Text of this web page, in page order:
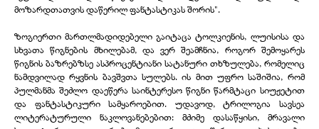
მოზარდთათვის დაწერილ ფანტასტიკას შორის".
ზოგიერთი მართლმადიდებელი გაიტაცა ტოლკიენის, ლუისისა და
სხვათა წიგნების მხილებამ, და ვერ შეამჩნია, როგორ შემოყარეს
წიგნის ბაზრებზსე ასპროცენტიანი სატანური თხზულება, რომელიც
ნამდვილად რყვნის ბავშვთა სულებს. ის მით უფრო საშიშია, რომ
პულმანმა შეძლო დაეწერა საინტერესო წიგნი წარმტაცი სიუჟეტით
და ფანტასტიკური სამყაროებით. უდავოდ, ტრილოგია სავსეა
ლიტერატურული ნაკლოვანებებით: მძიმე დასაწყისი, მრავალი